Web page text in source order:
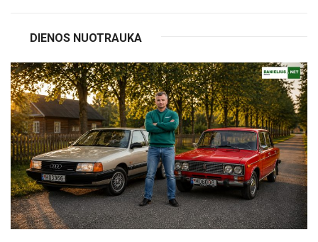
DIENOS NUOTRAUKA